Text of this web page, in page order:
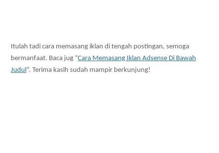
Itulah tadi cara memasang iklan di tengah postingan, semoga
bermanfaat. Baca jug “Cara Memasang Iklan Adsense Di Bawah
Judul”. Terima kasih sudah mampir berkunjung!